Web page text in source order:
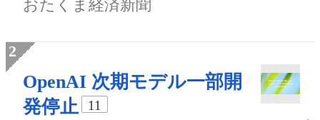
おたくま経済新聞
OpenAI 次期モデル一部開
発停止
11